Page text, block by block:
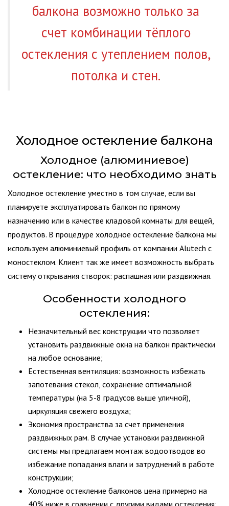
балкона возможно только за
счет комбинации тёплого
остекления с утеплением полов,
потолка и стен.
Холодное остекление балкона
Холодное (алюминиевое)
остекление: что необходимо знать
Холодное остекление уместно в том случае, если вы
планируете эксплуатировать балкон по прямому
назначению или в качестве кладовой комнаты для вещей,
продуктов. В процедуре холодное остекление балкона мы
используем алюминиевый профиль от компании Alutech с
моностеклом. Клиент так же имеет возможность выбрать
систему открывания створок: распашная или раздвижная.
Особенности холодного
остекления:
Незначительный вес конструкции что позволяет
установить раздвижные окна на балкон практически
на любое основание;
Естественная вентиляция: возможность избежать
запотевания стекол, сохранение оптимальной
температуры (на 5-8 градусов выше уличной),
циркуляция свежего воздуха;
Экономия пространства за счет применения
раздвижных рам. В случае установки раздвижной
системы мы предлагаем монтаж водоотводов во
избежание попадания влаги и затруднений в работе
конструкции;
Холодное остекление балконов цена примерно на